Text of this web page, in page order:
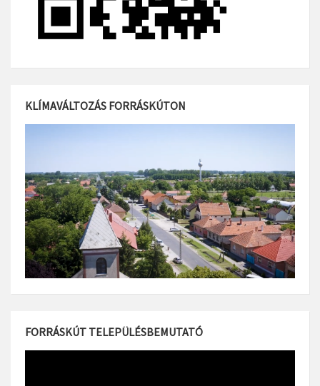
KLÍMAVÁLTOZÁS FORRÁSKÚTON
FORRÁSKÚT TELEPÜLÉSBEMUTATÓ